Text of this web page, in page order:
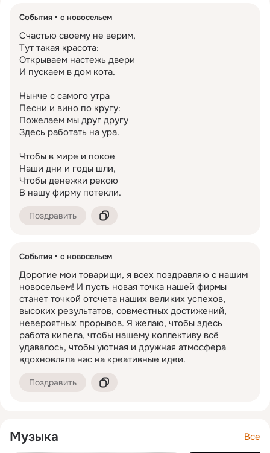
События с новосельем
Счастью своему не верим,
Тут такая красота:
Открываем настежь двери
И пускаем в дом кота.
Нынче с самого утра
Песни и вино по кругу:
Пожелаем мы друг другу
Здесь работать на ура.
Чтобы в мире и покое
Наши дни и годы шли,
Чтобы денежки рекою
В нашу фирму потекли.
Поздравить
События с новосельем
Дорогие мои товарищи, я всех поздравляю с нашим
новосельем! И пусть новая точка нашей фирмы
станет точкой отсчета наших великих успехов,
высоких результатов, совместных достижений,
невероятных прорывов. Я желаю, чтобы здесь
работа кипела, чтобы нашему коллективу всё
удавалось, чтобы уютная и дружная атмосфера
вдохновляла нас на креативные идеи.
Поздравить
Музыка Все